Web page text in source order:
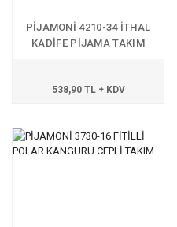
PİJAMONİ 4210-34 İTHAL
KADİFE PİJAMA TAKIM
538,90 TL + KDV